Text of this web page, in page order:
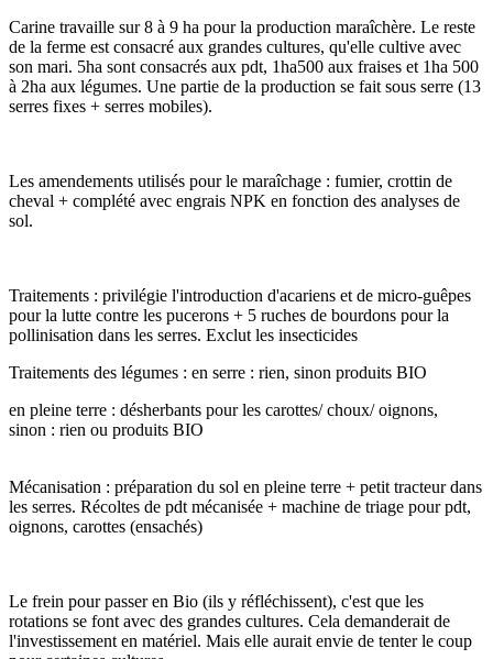
Carine travaille sur 8 à 9 ha pour la production maraîchère. Le reste
de la ferme est consacré aux grandes cultures, qu'elle cultive avec
son mari. 5ha sont consacrés aux pdt, 1ha500 aux fraises et 1ha 500
à 2ha aux légumes. Une partie de la production se fait sous serre (13
serres fixes + serres mobiles).
Les amendements utilisés pour le maraîchage : fumier, crottin de
cheval + complété avec engrais NPK en fonction des analyses de
sol.
Traitements : privilégie l'introduction d'acariens et de micro-guêpes
pour la lutte contre les pucerons + 5 ruches de bourdons pour la
pollinisation dans les serres. Exclut les insecticides
Traitements des légumes : en serre : rien, sinon produits BIO
en pleine terre : désherbants pour les carottes/ choux/ oignons,
sinon : rien ou produits BIO
Mécanisation : préparation du sol en pleine terre + petit tracteur dans
les serres. Récoltes de pdt mécanisée + machine de triage pour pdt,
oignons, carottes (ensachés)
Le frein pour passer en Bio (ils y réfléchissent), c'est que les
rotations se font avec des grandes cultures. Cela demanderait de
l'investissement en matériel. Mais elle aurait envie de tenter le coup